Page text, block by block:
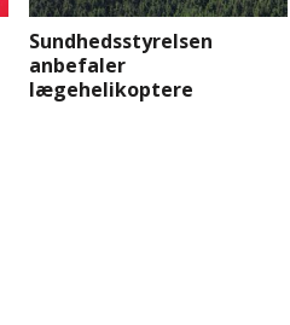
Sundhedsstyrelsen
anbefaler
lægehelikoptere